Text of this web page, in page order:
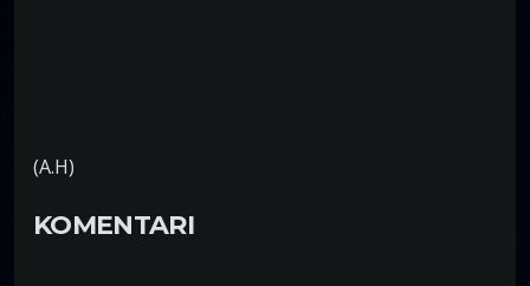
(A.H)
KOMENTARI